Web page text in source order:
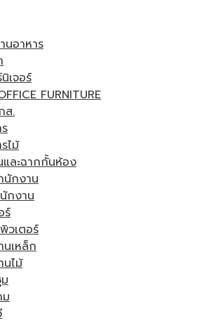
นอาหาร
เจอร์
FURNITURE
ส.
ไม้
ละฉากกั้นห้อง
นักงาน
กงาน
ร์
วเตอร์
นเหล็ก
นไม้
ม
ม